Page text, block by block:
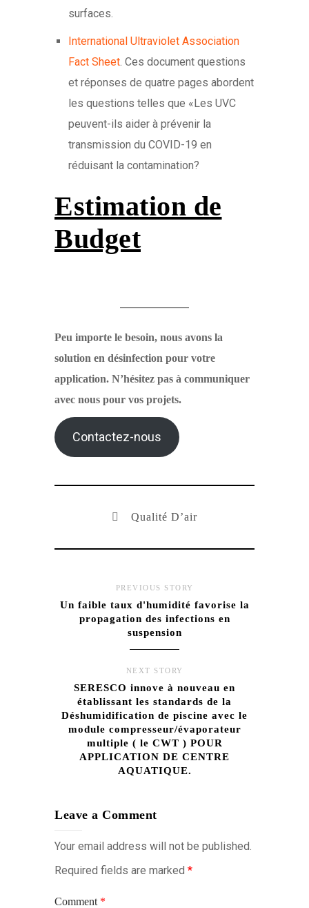
surfaces.
International Ultraviolet Association
Fact Sheet. Ces document questions
et réponses de quatre pages abordent
les questions telles que «Les UVC
peuvent-ils aider à prévenir la
transmission du COVID-19 en
réduisant la contamination?
Estimation de
Budget
Peu importe le besoin, nous avons la
solution en désinfection pour votre
application. N’hésitez pas à communiquer
avec nous pour vos projets.
Contactez-nous
Qualité D’air
PREVIOUS STORY
Un faible taux d'humidité favorise la
propagation des infections en
suspension
NEXT STORY
SERESCO innove à nouveau en
établissant les standards de la
Déshumidification de piscine avec le
module compresseur/évaporateur
multiple ( le CWT ) POUR
APPLICATION DE CENTRE
AQUATIQUE.
Leave a Comment
Your email address will not be published.
Required fields are marked *
Comment *